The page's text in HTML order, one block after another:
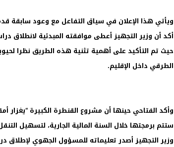
ويأتي هذا الإعلان في سياق التفاعل مع وعود سابقة
أكد أن وزير التجهيز أعطى موافقته المبدئية لانطلاق
حيث تم التأكيد على أهمية تثنية هذه الطريق نظرا
الطرقي داخل الإقليم.
ستتم برمجتها خلال السنة المالية الجارية، لتسهيل
وزير التجهيز أصدر تعليماته للمسؤول الجهوي لإطلاق